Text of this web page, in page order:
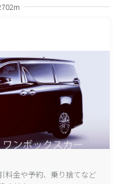
料金や予約、乗り捨てなど